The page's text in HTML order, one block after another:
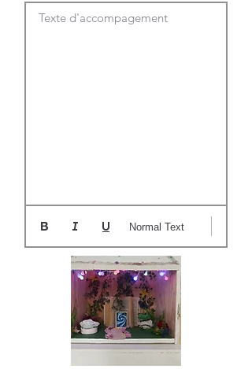
Texte d'accompagement
Normal Text